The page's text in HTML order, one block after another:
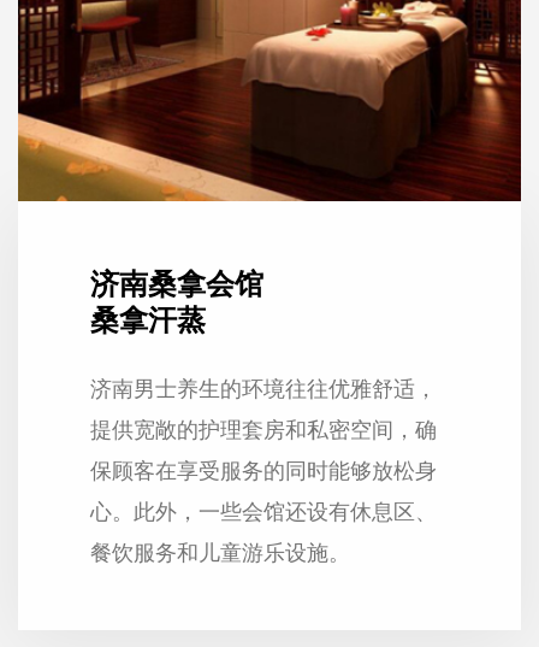
济南桑拿会馆
桑拿汗蒸
济南男士养生的环境往往优雅舒适，
提供宽敞的护理套房和私密空间，确
保顾客在享受服务的同时能够放松身
心。此外，一些会馆还设有休息区、
餐饮服务和儿童游乐设施。